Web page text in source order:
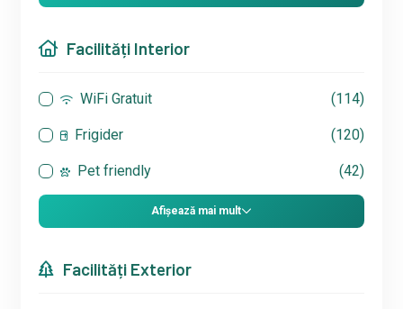
Facilități Interior
WiFi Gratuit (114)
Frigider (120)
Pet friendly (42)
Afișează mai mult
Facilități Exterior